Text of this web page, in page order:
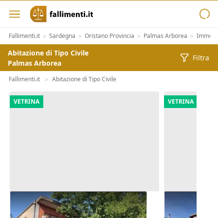
Fallimenti.it > Sardegna > Oristano Provincia > Palmas Arborea >
Abitazione di Tipo Civile
Palmas Arborea
Filtra
Fallimenti.it > Abitazione di Tipo Civile
VETRINA
Asta Alloggio e lastrico solare in
edificio polifunzionale
VETRINA
Asta
pertinenze